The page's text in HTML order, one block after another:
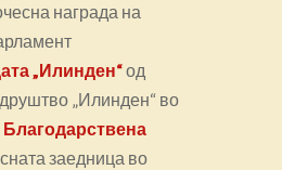
награда на
„Илинден“од
„Илинден“ во
Благодарствена
заедница во